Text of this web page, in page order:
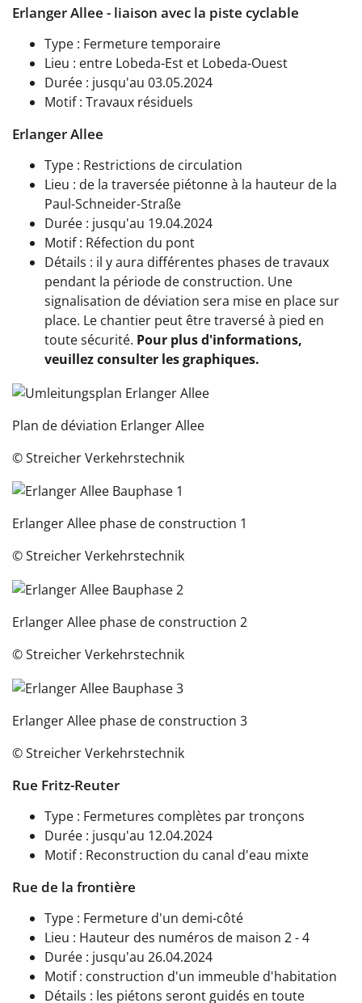
Erlanger Allee - liaison avec la piste cyclable
Type : Fermeture temporaire
Lieu : entre Lobeda-Est et Lobeda-Ouest
Durée : jusqu'au 03.05.2024
Motif : Travaux résiduels
Erlanger Allee
Type : Restrictions de circulation
Lieu : de la traversée piétonne à la hauteur de la
Paul-Schneider-Straße
Durée : jusqu'au 19.04.2024
Motif : Réfection du pont
Détails : il y aura différentes phases de travaux
pendant la période de construction. Une
signalisation de déviation sera mise en place sur
place. Le chantier peut être traversé à pied en
toute sécurité. Pour plus d'informations,
veuillez consulter les graphiques.
Plan de déviation Erlanger Allee
© Streicher Verkehrstechnik
Erlanger Allee phase de construction 1
© Streicher Verkehrstechnik
Erlanger Allee phase de construction 2
© Streicher Verkehrstechnik
Erlanger Allee phase de construction 3
© Streicher Verkehrstechnik
Rue Fritz-Reuter
Type : Fermetures complètes par tronçons
Durée : jusqu'au 12.04.2024
Motif : Reconstruction du canal d'eau mixte
Rue de la frontière
Type : Fermeture d'un demi-côté
Lieu : Hauteur des numéros de maison 2 - 4
Durée : jusqu'au 26.04.2024
Motif : construction d'un immeuble d'habitation
Détails : les piétons seront guidés en toute